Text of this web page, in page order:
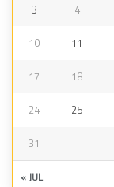
3 4
10 11
17 18
24 25
31
« JUL